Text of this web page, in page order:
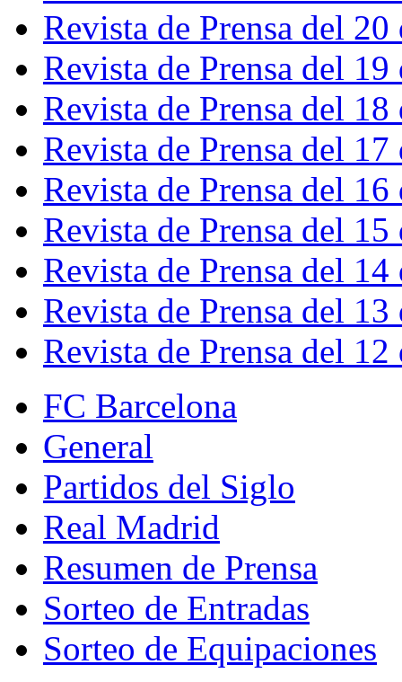
Revista de Prensa del
Revista de Prensa del
Revista de Prensa del
Revista de Prensa del
Revista de Prensa del
Revista de Prensa del
Revista de Prensa del
Revista de Prensa del
Revista de Prensa del
FC Barcelona
General
Partidos del Siglo
Real Madrid
Resumen de Prensa
Sorteo de Entradas
Sorteo de Equipaciones